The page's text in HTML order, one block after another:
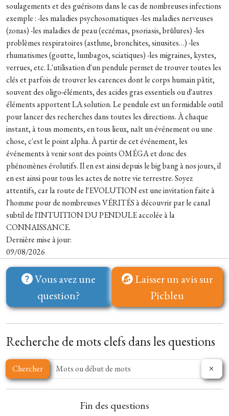
soulagements et des guérisons dans le cas de nombreuses infections
exemple : -les maladies psychosomatiques -les maladies nerveuses
(zonas) -les maladies de peau (eczémas, psoriasis, brûlures) -les
problèmes respiratoires (asthme, bronchites, sinusites…) -les
rhumatismes (goutte, lumbagos, sciatiques) -les migraines, kystes,
verrues, etc. L'utilisation d'un pendule permet de trouver toutes les
clés et parfois de trouver les carences dont le corps humain pâtit,
souvent des oligo-éléments, des acides gras essentiels ou d'autres
éléments apportent LA solution. Le pendule est un formidable outil
pour lancer des recherches dans toutes les directions. À chaque
instant, à tous moments, en tous lieux, naît un événement ou une
chose, c'est le point alpha. À partir de cet événement, les
événements à venir sont des points OMÉGA et donc des
phénomènes évolutifs. Il en est ainsi depuis le big bang à nos jours, il
en est ainsi pour tous les actes de notre vie terrestre. Soyez
attentifs, car la route de l'EVOLUTION est une invitation faite à
l'homme pour de nombreuses VÉRITÉS à découvrir par le canal
subtil de l'INTUITION DU PENDULE accolée à la
CONNAISSANCE.
Dernière mise à jour:
09/08/2026
Vous avez une
question?
Laisser un avis sur
Picbleu
Recherche de mots clefs dans les questions
Chercher
Fin des questions